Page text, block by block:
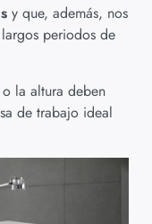
y que, además, nos
periodos de
la altura deben
de trabajo ideal